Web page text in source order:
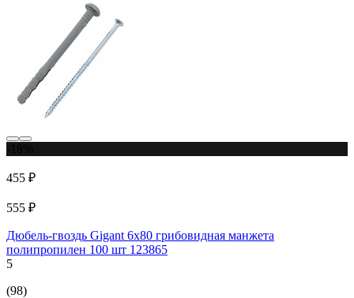
455 ₽
555 ₽
Дюбель-гвоздь Gigant 6x80 грибовидная манжета
полипропилен 100 шт 123865
5
(98)